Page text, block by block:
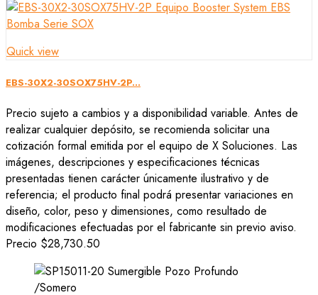
Quick view
EBS-30X2-30SOX75HV-2P...
Precio sujeto a cambios y a disponibilidad variable. Antes de
realizar cualquier depósito, se recomienda solicitar una
cotización formal emitida por el equipo de X Soluciones. Las
imágenes, descripciones y especificaciones técnicas
presentadas tienen carácter únicamente ilustrativo y de
referencia; el producto final podrá presentar variaciones en
diseño, color, peso y dimensiones, como resultado de
modificaciones efectuadas por el fabricante sin previo aviso.
Precio $28,730.50